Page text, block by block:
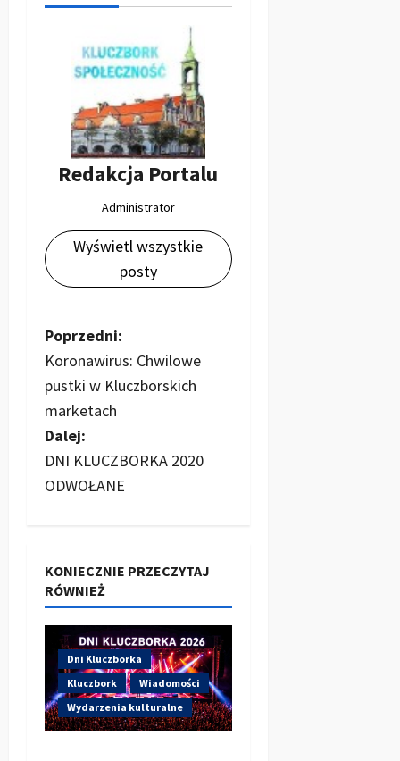
Redakcja Portalu
Administrator
Wyświetl wszystkie
posty
Z
o
b
a
c
w
p
y
Poprzedni:
Koronawirus: Chwilowe
pustki w Kluczborskich
marketach
Dalej:
DNI KLUCZBORKA 2020
ODWOŁANE
KONIECZNIE PRZECZYTAJ
RÓWNIEŻ
Dni Kluczborka
Kluczbork
Wiadomości
Wydarzenia kulturalne